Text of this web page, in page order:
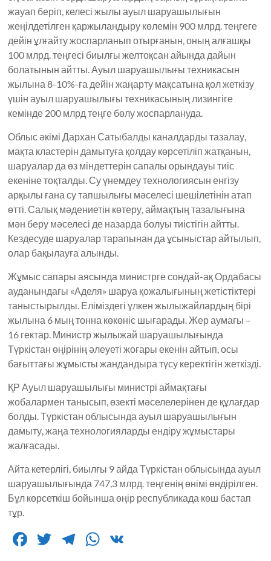
жауап беріп, келесі жылы ауыл шаруашылығын
жеңілдетілген қаржыландыру көлемін 900 млрд. теңгеге
дейін ұлғайту жоспарланып отырғанын, оның алғашқы
100 млрд. теңгесі биылғы желтоқсан айында дайын
болатынын айтты. Ауыл шаруашылығы техникасын
жылына 8-10%-ға дейін жаңарту мақсатына қол жеткізу
үшін ауыл шаруашылығы техникасының лизингіге
кемінде 200 млрд теңге бөлу жоспарлануда.
Облыс әкімі Дархан Сатыбалды каналдарды тазалау,
мақта кластерін дамытуға қолдау көрсетіліп жатқанын,
шаруалар да өз міндеттерін сапалы орындауы тиіс
екеніне тоқталды. Су үнемдеу технологиясын енгізу
арқылы ғана су тапшылығы мәселесі шешілетінін атап
өтті. Салық мәдениетін көтеру, аймақтың тазалығына
мән беру мәселесі де назарда болуы тиістігін айтты.
Кездесуде шаруалар тарапынан да ұсыныстар айтылып,
олар бақылауға алынды.
Жұмыс сапары аясында министрге сондай-ақ Ордабасы
ауданындағы «Аделя» шаруа қожалығының жетістіктері
таныстырылды. Еліміздегі үлкен жылыжайлардың бірі
жылына 6 мың тонна көкөніс шығарады. Жер аумағы –
16 гектар. Министр жылыжай шаруашылығында
Түркістан өңірінің әлеуеті жоғары екенін айтып, осы
бағыттағы жұмысты жандандыра түсу керектігін жеткізді.
ҚР Ауыл шаруашылығы министрі аймақтағы
жобалармен танысып, өзекті мәселелерінен де құлағдар
болды. Түркістан облысында ауыл шаруашылығын
дамыту, жаңа технологияларды ендіру жұмыстары
жалғасады.
Айта кетерлігі, биылғы 9 айда Түркістан облысында ауыл
шаруашылығында 747,3 млрд. теңгенің өнімі өндірілген.
Бұл көрсеткіш бойынша өңір республикада көш бастап
тұр.
F
T
T
W